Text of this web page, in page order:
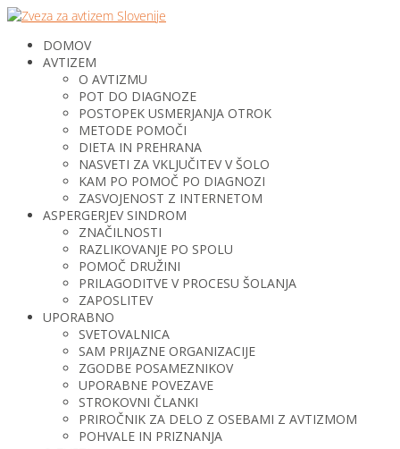
DOMOV
AVTIZEM
O AVTIZMU
POT DO DIAGNOZE
POSTOPEK USMERJANJA OTROK
METODE POMOČI
DIETA IN PREHRANA
NASVETI ZA VKLJUČITEV V ŠOLO
KAM PO POMOČ PO DIAGNOZI
ZASVOJENOST Z INTERNETOM
ASPERGERJEV SINDROM
ZNAČILNOSTI
RAZLIKOVANJE PO SPOLU
POMOČ DRUŽINI
PRILAGODITVE V PROCESU ŠOLANJA
ZAPOSLITEV
UPORABNO
SVETOVALNICA
SAM PRIJAZNE ORGANIZACIJE
ZGODBE POSAMEZNIKOV
UPORABNE POVEZAVE
STROKOVNI ČLANKI
PRIROČNIK ZA DELO Z OSEBAMI Z AVTIZMOM
POHVALE IN PRIZNANJA